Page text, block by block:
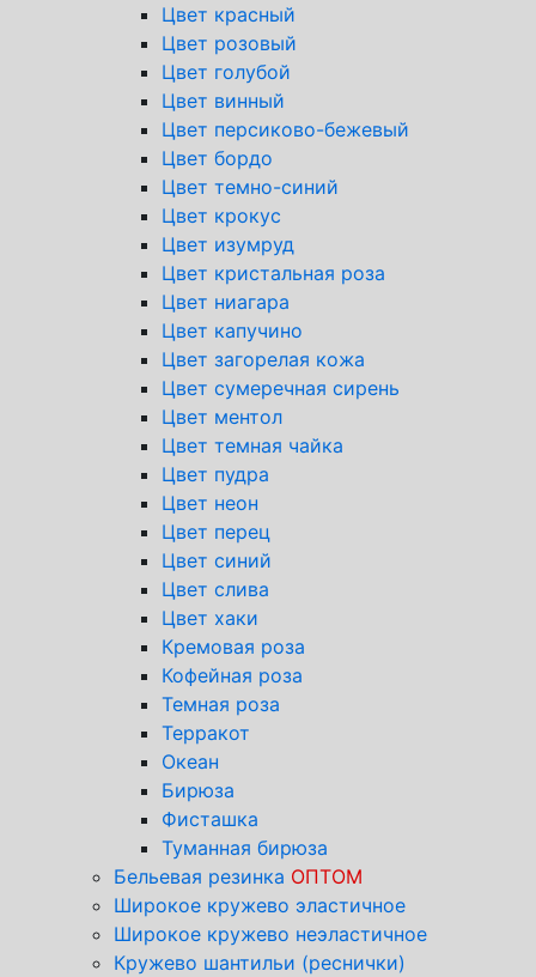
Цвет красный
Цвет розовый
Цвет голубой
Цвет винный
Цвет персиково-бежевый
Цвет бордо
Цвет темно-синий
Цвет крокус
Цвет изумруд
Цвет кристальная роза
Цвет ниагара
Цвет капучино
Цвет загорелая кожа
Цвет сумеречная сирень
Цвет ментол
Цвет темная чайка
Цвет пудра
Цвет неон
Цвет перец
Цвет синий
Цвет слива
Цвет хаки
Кремовая роза
Кофейная роза
Темная роза
Терракот
Океан
Бирюза
Фисташка
Туманная бирюза
Бельевая резинка ОПТОМ
Широкое кружево эластичное
Широкое кружево неэластичное
Кружево шантильи (реснички)